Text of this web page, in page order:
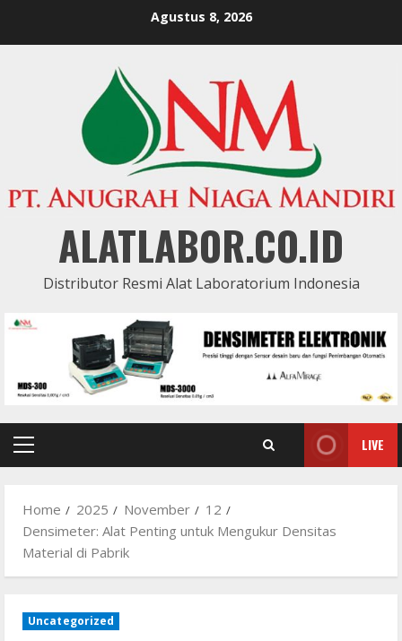
Agustus 8, 2026
ALATLABOR.CO.ID
Distributor Resmi Alat Laboratorium Indonesia
Primary
LIVE
Home 2025 November
12
Densimeter: Alat Penting untuk Mengukur Densitas
Material di Pabrik
Uncategorized